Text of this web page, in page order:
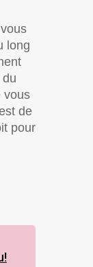
long
vous
de
pour